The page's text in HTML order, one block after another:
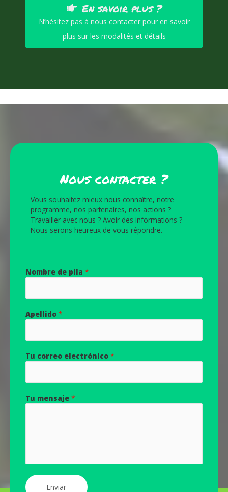
En savoir plus ?
N’hésitez pas à nous contacter pour en savoir
plus sur les modalités et détails
Nous contacter ?
Vous souhaitez mieux nous connaître, notre
programme, nos partenaires, nos actions ?
Travailler avec nous ? Avoir des informations ?
Nous serons heureux de vous répondre.
Nombre de pila *
Apellido *
Tu correo electrónico *
Tu mensaje *
Enviar